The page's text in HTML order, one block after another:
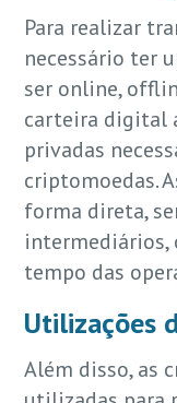
Para realizar
necessário ter
ser online,
carteira digital
privadas
criptomoedas.
forma direta,
intermediários,
tempo das
Utilizações
Além disso, as